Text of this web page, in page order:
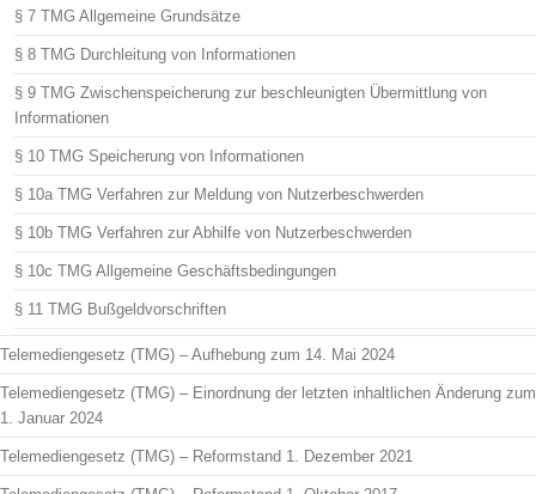
§ 7 TMG Allgemeine Grundsätze
§ 8 TMG Durchleitung von Informationen
§ 9 TMG Zwischenspeicherung zur beschleunigten Übermittlung von
Informationen
§ 10 TMG Speicherung von Informationen
§ 10a TMG Verfahren zur Meldung von Nutzerbeschwerden
§ 10b TMG Verfahren zur Abhilfe von Nutzerbeschwerden
§ 10c TMG Allgemeine Geschäftsbedingungen
§ 11 TMG Bußgeldvorschriften
Telemediengesetz (TMG) – Aufhebung zum 14. Mai 2024
Telemediengesetz (TMG) – Einordnung der letzten inhaltlichen Änderung zum
1. Januar 2024
Telemediengesetz (TMG) – Reformstand 1. Dezember 2021